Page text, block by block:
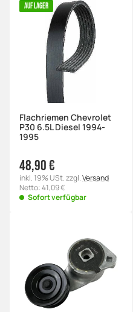
AUF LAGER
Flachriemen Chevrolet
P30 6.5L Diesel 1994-
1995
48,90 €
inkl. 19% USt. zzgl.Versand
Netto: 41,09 €
Sofort verfügbar